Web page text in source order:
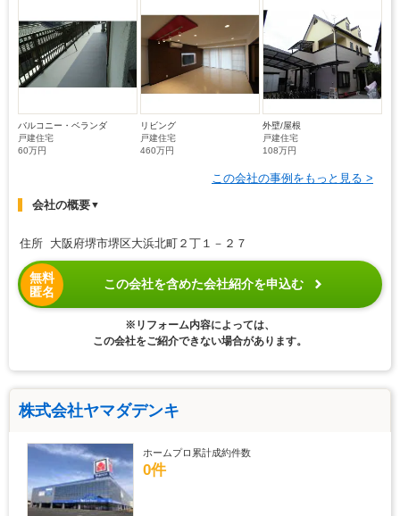
バルコニー・ベランダ
戸建住宅
60万円
リビング
戸建住宅
460万円
外壁/屋根
戸建住宅
108万円
この会社の事例をもっと見る >
会社の概要▼
住所 大阪府堺市堺区大浜北町２丁１－２７
無料
匿名
この会社を含めた会社紹介を申込む
※リフォーム内容によっては、
この会社をご紹介できない場合があります。
株式会社ヤマダデンキ
ホームプロ累計成約件数
0件